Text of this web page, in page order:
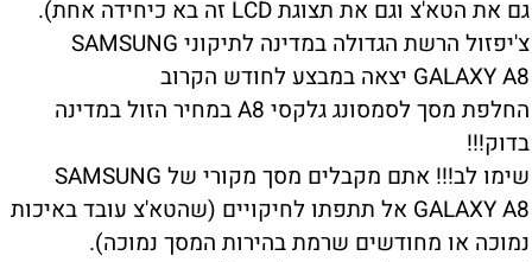
גם את הטא'צ וגם את תצוגת LCD זה בא כיחידה אחת).
צ'יפזול הרשת הגדולה במדינה לתיקוני SAMSUNG
GALAXY A8 יצאה במבצע לחודש הקרוב
החלפת מסך לסמסונג גלקסי A8 במחיר הזול במדינה
בדוק!!!
שימו לב!!! אתם מקבלים מסך מקורי של SAMSUNG
GALAXY A8 אל תתפתו לחיקויים (שהטא'צ עובד באיכות
נמוכה או מחודשים שרמת בהירות המסך נמוכה).